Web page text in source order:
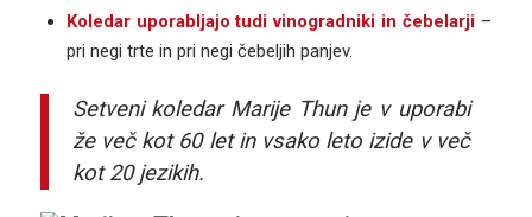
Koledar uporabljajo tudi vinogradniki in čebelarji –
pri negi trte in pri negi čebeljih panjev.
Setveni koledar Marije Thun je v uporabi
že več kot 60 let in vsako leto izide v več
kot 20 jezikih.